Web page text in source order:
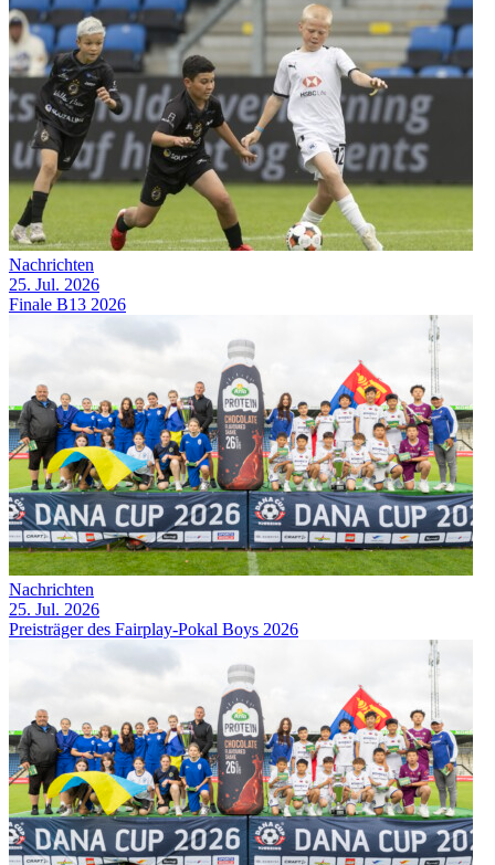
Nachrichten
25. Jul. 2026
Finale B13 2026
Nachrichten
25. Jul. 2026
Preisträger des Fairplay-Pokal Boys 2026